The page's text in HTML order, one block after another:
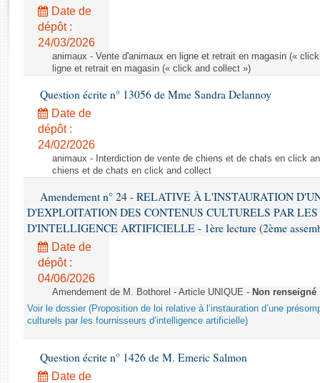
Rapports législatifs
Rapports sur l'application des lois
Baromètre de l’application des lois
Dossiers législatifs
Budget et sécurité sociale
Questions écrites et orales
Comptes rendus des débats
Date de
dépôt :
24/03/2026
animaux - Vente d'animaux en ligne et retrait en magasin («
ligne et retrait en magasin (« click and collect »)
Question écrite n° 13056 de Mme Sandra Delannoy
Date de
dépôt :
24/02/2026
animaux - Interdiction de vente de chiens et de chats en click
chiens et de chats en click and collect
Amendement n° 24 - RELATIVE À L'INSTAURATION
D'EXPLOITATION DES CONTENUS CULTURELS PAR LES
D'INTELLIGENCE ARTIFICIELLE - 1ère lecture (2ème
Date de
dépôt :
04/06/2026
Amendement de M. Bothorel - Article UNIQUE - Non renseigné
Voir le dossier (Proposition de loi relative à l’instauration d’une
culturels par les fournisseurs d’intelligence artificielle)
Question écrite n° 1426 de M. Emeric Salmon
Date de